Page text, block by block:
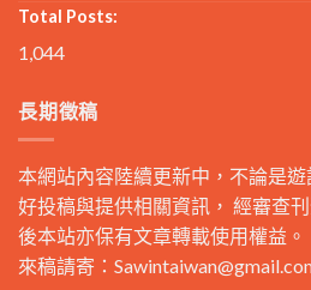
Total Posts:
1,044
長期徵稿
本網站內容陸續更新中，不論是
好投稿與提供相關資訊， 經審查
後本站亦保有文章轉載使用權益。
來稿請寄：